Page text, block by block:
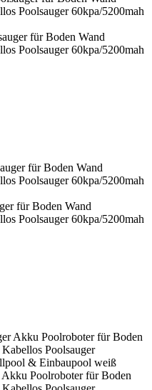
für Boden Wand
Poolsauger 60kpa/5200mah
für Boden Wand
Poolsauger 60kpa/5200mah
Poolroboter für Boden